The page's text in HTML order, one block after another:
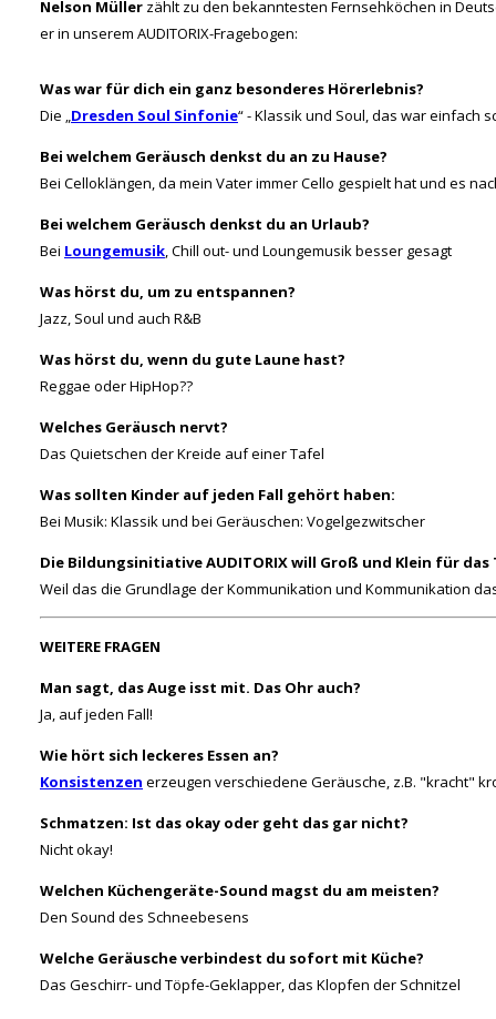
Nelson Müller zählt zu den bekanntesten Fernsehköchen in
er in unserem AUDITORIX-Fragebogen:
Was war für dich ein ganz besonderes Hörerlebnis?
Die „Dresden Soul Sinfonie“ - Klassik und Soul, das war einfach
Bei welchem Geräusch denkst du an zu Hause?
Bei Celloklängen, da mein Vater immer Cello gespielt hat und es
Bei welchem Geräusch denkst du an Urlaub?
Bei Loungemusik, Chill out- und Loungemusik besser gesagt
Was hörst du, um zu entspannen?
Jazz, Soul und auch R&B
Was hörst du, wenn du gute Laune hast?
Reggae oder HipHop??
Welches Geräusch nervt?
Das Quietschen der Kreide auf einer Tafel
Was sollten Kinder auf jeden Fall gehört haben:
Bei Musik: Klassik und bei Geräuschen: Vogelgezwitscher
Die Bildungsinitiative AUDITORIX will Groß und Klein für
Weil das die Grundlage der Kommunikation und Kommunikation
WEITERE FRAGEN
Man sagt, das Auge isst mit. Das Ohr auch?
Ja, auf jeden Fall!
Wie hört sich leckeres Essen an?
Konsistenzen erzeugen verschiedene Geräusche, z.B. "kracht"
Schmatzen: Ist das okay oder geht das gar nicht?
Nicht okay!
Welchen Küchengeräte-Sound magst du am meisten?
Den Sound des Schneebesens
Welche Geräusche verbindest du sofort mit Küche?
Das Geschirr- und Töpfe-Geklapper, das Klopfen der Schnitzel